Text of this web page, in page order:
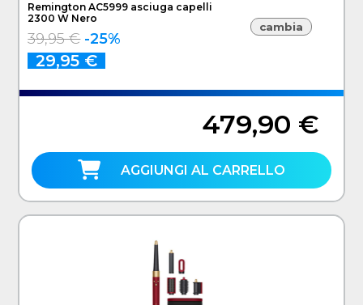
Remington AC5999 asciuga capelli
2300 W Nero
39,95 € -25%
29,95 €
cambia
479,90 €
AGGIUNGI AL CARRELLO